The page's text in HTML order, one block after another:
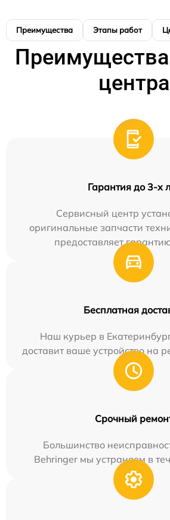
Преимущества Этапы работ
центра
Гарантия до 3-х
Сервисный центр
оригинальные запчасти
предоставляет
Бесплатная
Наш курьер в
доставит ваше устройство на
Срочный
Большинство
Behringer мы устраняем в